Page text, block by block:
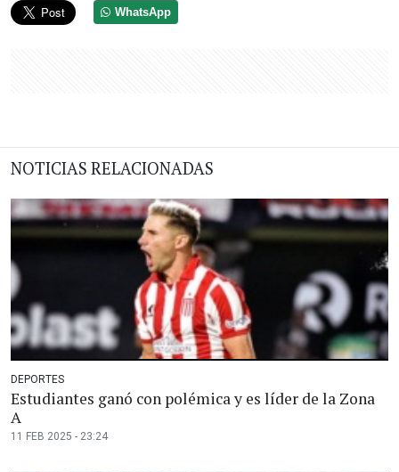
WhatsApp
NOTICIAS RELACIONADAS
DEPORTES
Estudiantes ganó con polémica y es líder de la Zona
A
11 FEB 2025 - 23:24